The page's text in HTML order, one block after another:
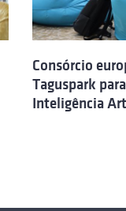
Consórcio
Taguspark
Inteligência